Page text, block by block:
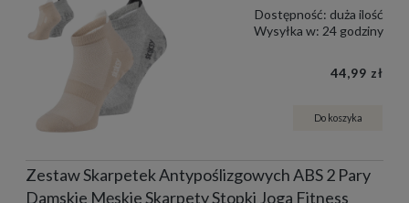
Dostępność: duża ilość
Wysyłka w: 24 godziny
44,99 zł
Do koszyka
Zestaw Skarpetek Antypoślizgowych ABS 2 Pary
Damskie Męskie Skarpety Stopki Joga Fitness